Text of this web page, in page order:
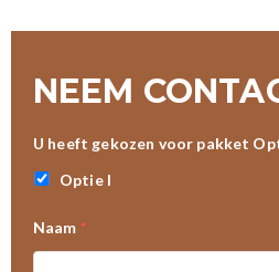
NEEM
U heeft gekozen voor pakket
Optie I
Naam *